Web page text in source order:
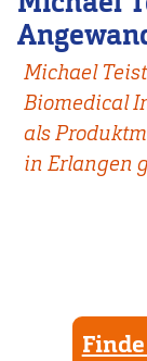
Michael
Biomedical
als
in Erlangen